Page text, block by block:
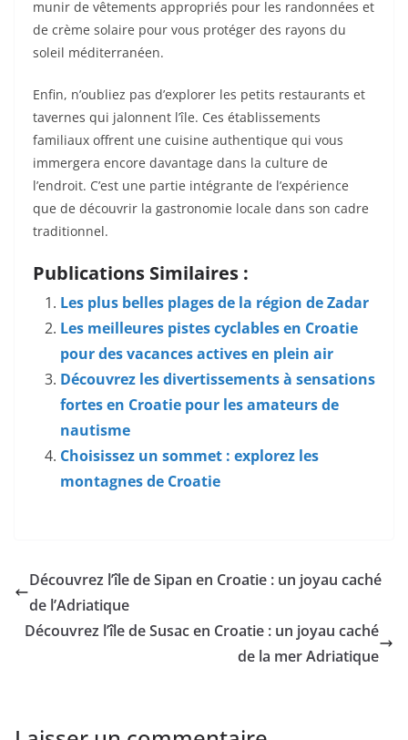
munir de vêtements appropriés pour les randonnées et
de crème solaire pour vous protéger des rayons du
soleil méditerranéen.
Enfin, n’oubliez pas d’explorer les petits restaurants et
tavernes qui jalonnent l’île. Ces établissements
familiaux offrent une cuisine authentique qui vous
immergera encore davantage dans la culture de
l’endroit. C’est une partie intégrante de l’expérience
que de découvrir la gastronomie locale dans son cadre
traditionnel.
Publications Similaires :
Les plus belles plages de la région de Zadar
Les meilleures pistes cyclables en Croatie
pour des vacances actives en plein air
Découvrez les divertissements à sensations
fortes en Croatie pour les amateurs de
nautisme
Choisissez un sommet : explorez les
montagnes de Croatie
Découvrez l’île de Sipan en Croatie : un joyau caché
de l’Adriatique
Découvrez l’île de Susac en Croatie : un joyau caché
de la mer Adriatique